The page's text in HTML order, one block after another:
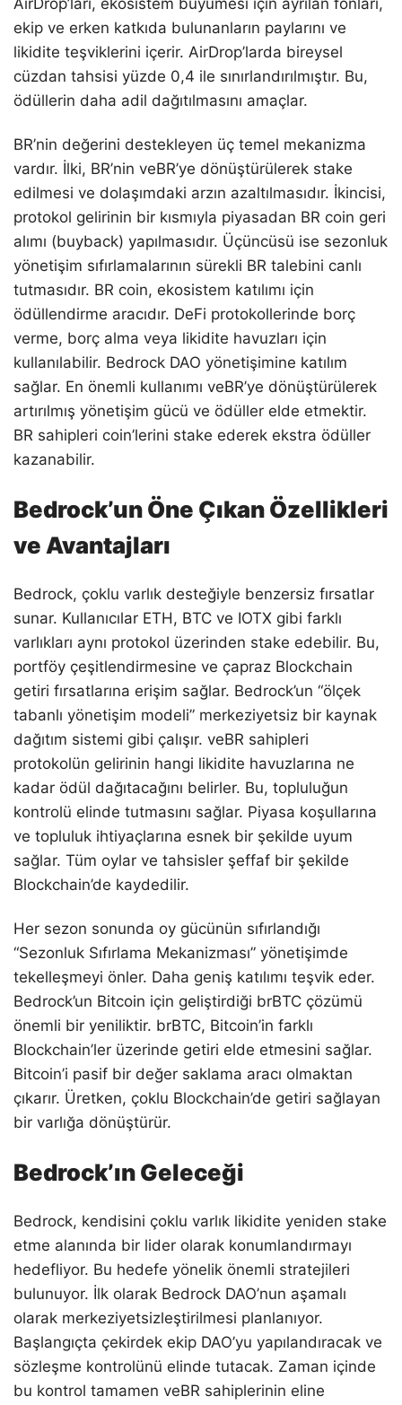
ekip ve erken katkıda bulunanların paylarını ve
likidite teşviklerini içerir. AirDrop’larda bireysel
cüzdan tahsisi yüzde 0,4 ile sınırlandırılmıştır. Bu,
ödüllerin daha adil dağıtılmasını amaçlar.
BR’nin değerini destekleyen üç temel mekanizma
vardır. İlki, BR’nin veBR’ye dönüştürülerek stake
edilmesi ve dolaşımdaki arzın azaltılmasıdır. İkincisi,
protokol gelirinin bir kısmıyla piyasadan BR coin geri
alımı (buyback) yapılmasıdır. Üçüncüsü ise sezonluk
yönetişim sıfırlamalarının sürekli BR talebini canlı
tutmasıdır. BR coin, ekosistem katılımı için
ödüllendirme aracıdır. DeFi protokollerinde borç
verme, borç alma veya likidite havuzları için
kullanılabilir. Bedrock DAO yönetişimine katılım
sağlar. En önemli kullanımı veBR’ye dönüştürülerek
artırılmış yönetişim gücü ve ödüller elde etmektir.
BR sahipleri coin’lerini stake ederek ekstra ödüller
kazanabilir.
Bedrock’un Öne Çıkan Özellikleri
ve Avantajları
Bedrock, çoklu varlık desteğiyle benzersiz fırsatlar
sunar. Kullanıcılar ETH, BTC ve IOTX gibi farklı
varlıkları aynı protokol üzerinden stake edebilir. Bu,
portföy çeşitlendirmesine ve çapraz Blockchain
getiri fırsatlarına erişim sağlar. Bedrock’un “ölçek
tabanlı yönetişim modeli” merkeziyetsiz bir kaynak
dağıtım sistemi gibi çalışır. veBR sahipleri
protokolün gelirinin hangi likidite havuzlarına ne
kadar ödül dağıtacağını belirler. Bu, topluluğun
kontrolü elinde tutmasını sağlar. Piyasa koşullarına
ve topluluk ihtiyaçlarına esnek bir şekilde uyum
sağlar. Tüm oylar ve tahsisler şeffaf bir şekilde
Blockchain’de kaydedilir.
Her sezon sonunda oy gücünün sıfırlandığı
“Sezonluk Sıfırlama Mekanizması” yönetişimde
tekelleşmeyi önler. Daha geniş katılımı teşvik eder.
Bedrock’un Bitcoin için geliştirdiği brBTC çözümü
önemli bir yeniliktir. brBTC, Bitcoin’in farklı
Blockchain’ler üzerinde getiri elde etmesini sağlar.
Bitcoin’i pasif bir değer saklama aracı olmaktan
çıkarır. Üretken, çoklu Blockchain’de getiri sağlayan
bir varlığa dönüştürür.
Bedrock’ın Geleceği
Bedrock, kendisini çoklu varlık likidite yeniden stake
etme alanında bir lider olarak konumlandırmayı
hedefliyor. Bu hedefe yönelik önemli stratejileri
bulunuyor. İlk olarak Bedrock DAO’nun aşamalı
olarak merkeziyetsizleştirilmesi planlanıyor.
Başlangıçta çekirdek ekip DAO’yu yapılandıracak ve
sözleşme kontrolünü elinde tutacak. Zaman içinde
bu kontrol tamamen veBR sahiplerinin eline